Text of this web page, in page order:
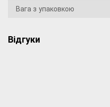
Вага з упаковкою
Відгуки